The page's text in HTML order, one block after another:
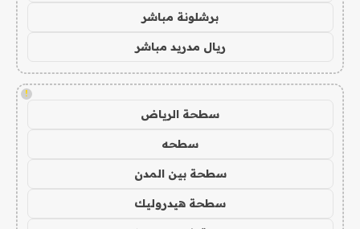
برشلونة مباشر
ريال مدريد مباشر
!
سطحة الرياض
سطحه
سطحة بين المدن
سطحة هيدروليك